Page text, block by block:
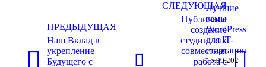
записям
ПРЕДЫДУЩАЯ
Предыдущая
Наш Вклад в
укрепление
Будущего с
СЛЕДУЮЩАЯ
Следующая
Публичное
создание
студии: как
совместная
работа с
Лучшие
темы
WordPress
для IT-
стартапов
15.09.202